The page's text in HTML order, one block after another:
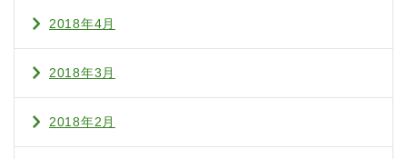
2018年4月
2018年3月
2018年2月